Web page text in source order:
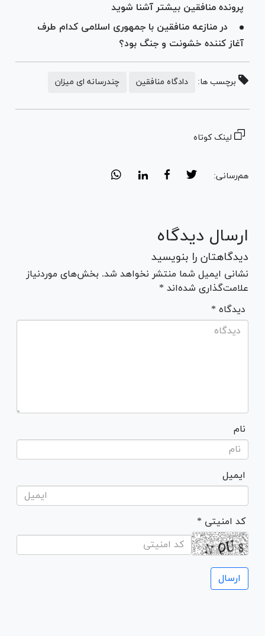
پرونده منافقین بیشتر آشنا شوید
در منازعه منافقین با جمهوری اسلامی کدام طرف
آغاز کننده خشونت و جنگ بود؟
برچسب ها: دادگاه منافقین چندرسانه ای میزان
لینک کوتاه
هم‌رسانی:
ارسال دیدگاه
دیدگاهتان را بنویسید
نشانی ایمیل شما منتشر نخواهد شد. بخش‌های موردنیاز
علامت‌گذاری شده‌اند *
* دیدگاه
نام
ایمیل
* کد امنیتی